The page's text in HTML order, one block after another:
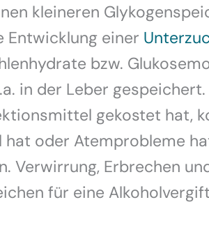
kleineren
Entwicklung einer
bzw.
in der Leber
gekostet hat,
hat oder Atemprobleme
Verwirrung, Erbrechen
für eine